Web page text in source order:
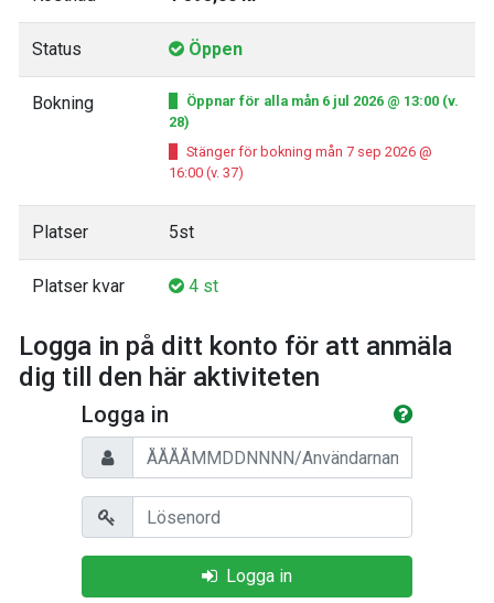
Status Öppen
Bokning
Öppnar för alla mån 6 jul 2026 @ 13:00 (v.
28)
Stänger för bokning mån 7 sep 2026 @
16:00 (v. 37)
Platser 5st
Platser kvar 4 st
Logga in på ditt konto för att anmäla
dig till den här aktiviteten
Logga in
Personnummer/Användarnamn
Lösenord
Logga in